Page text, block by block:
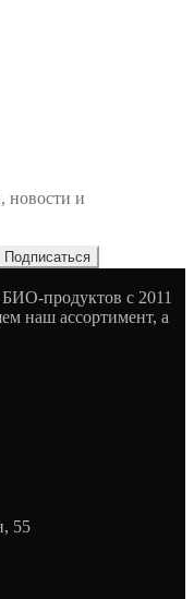
новости и
продуктов с 2011
наш ассортимент, а
55